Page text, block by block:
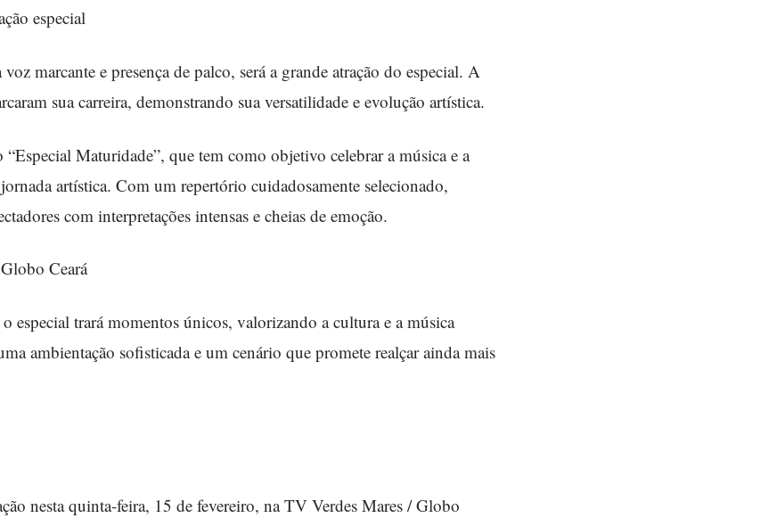
especial
marcante e presença de palco, será a grande atração do especial. A
sua carreira, demonstrando sua versatilidade e evolução artística.
Maturidade”, que tem como objetivo celebrar a música e a
artística. Com um repertório cuidadosamente selecionado,
com interpretações intensas e cheias de emoção.
Ceará
especial trará momentos únicos, valorizando a cultura e a música
ambientação sofisticada e um cenário que promete realçar ainda mais
nesta quinta-feira, 15 de fevereiro, na TV Verdes Mares / Globo